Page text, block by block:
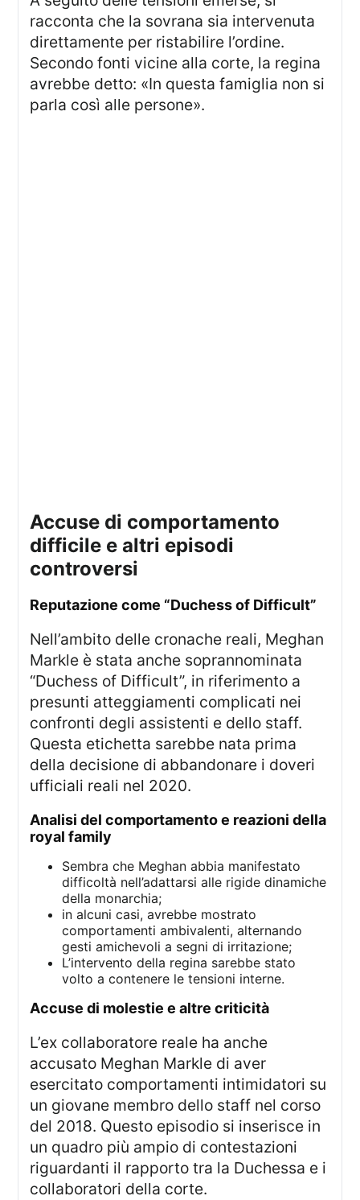
racconta che la sovrana sia intervenuta
direttamente per ristabilire l’ordine.
Secondo fonti vicine alla corte, la regina
avrebbe detto: «In questa famiglia non si
parla così alle persone».
accuse di comportamento
difficile e altri episodi
controversi
reputazione come “Duchess of Difficult”
Nell’ambito delle cronache reali, Meghan
Markle è stata anche soprannominata
“Duchess of Difficult”, in riferimento a
presunti atteggiamenti complicati nei
confronti degli assistenti e dello staff.
Questa etichetta sarebbe nata prima
della decisione di abbandonare i doveri
ufficiali reali nel 2020.
analisi del comportamento e reazioni della
royal family
Sembra che Meghan abbia manifestato
difficoltà nell’adattarsi alle rigide dinamiche
della monarchia;
in alcuni casi, avrebbe mostrato
comportamenti ambivalenti, alternando
gesti amichevoli a segni di irritazione;
L’intervento della regina sarebbe stato
volto a contenere le tensioni interne.
accuse di molestie e altre criticità
L’ex collaboratore reale ha anche
accusato Meghan Markle di aver
esercitato comportamenti intimidatori su
un giovane membro dello staff nel corso
del 2018. Questo episodio si inserisce in
un quadro più ampio di contestazioni
riguardanti il rapporto tra la Duchessa e i
collaboratori della corte.